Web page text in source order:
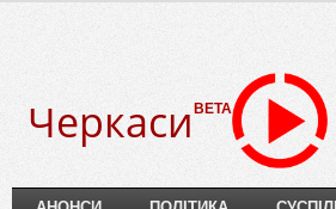
Черкаси BETA